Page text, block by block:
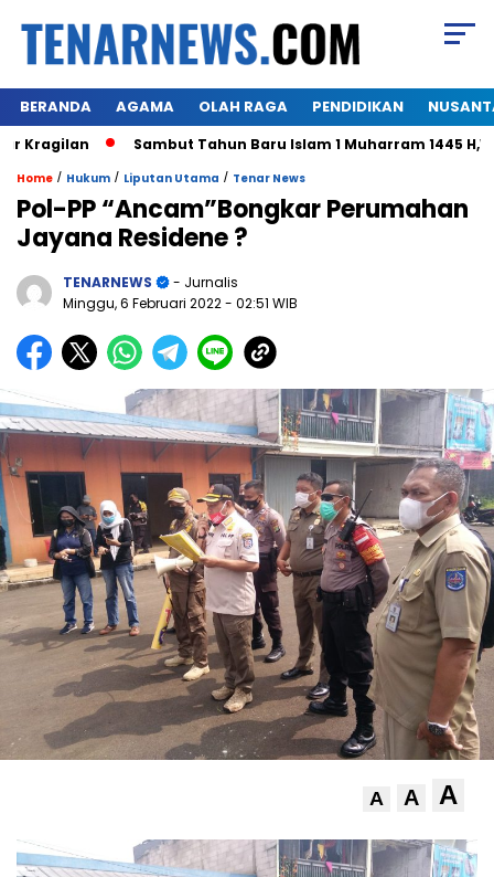
BERANDA AGAMA OLAH RAGA PENDIDIKAN
Sambut Tahun Baru Islam 1 Muharram 1445
Home / Hukum / Liputan Utama / Tenar News
Pol-PP “Ancam”Bongkar Perumahan
Jayana Residene ?
TENARNEWS
- Jurnalis
Minggu, 6 Februari 2022- 02:51 WIB
A A A